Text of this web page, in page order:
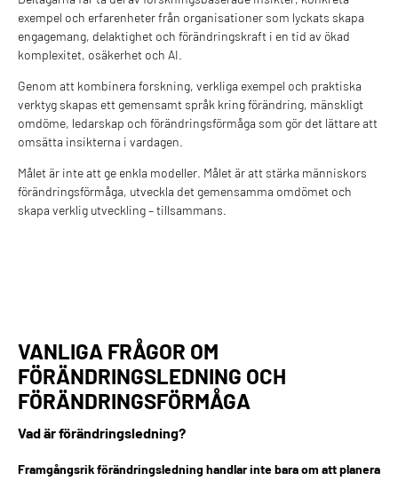
exempel och erfarenheter från organisationer som lyckats skapa
engagemang, delaktighet och förändringskraft i en tid av ökad
komplexitet, osäkerhet och AI.
Genom att kombinera forskning, verkliga exempel och praktiska
verktyg skapas ett gemensamt språk kring förändring, mänskligt
omdöme, ledarskap och förändringsförmåga som gör det lättare att
omsätta insikterna i vardagen.
Målet är inte att ge enkla modeller. Målet är att stärka människors
förändringsförmåga, utveckla det gemensamma omdömet och
skapa verklig utveckling – tillsammans.
VANLIGA FRÅGOR OM
FÖRÄNDRINGSLEDNING OCH
FÖRÄNDRINGSFÖRMÅGA
Vad är förändringsledning?
Framgångsrik förändringsledning handlar inte bara om att planera